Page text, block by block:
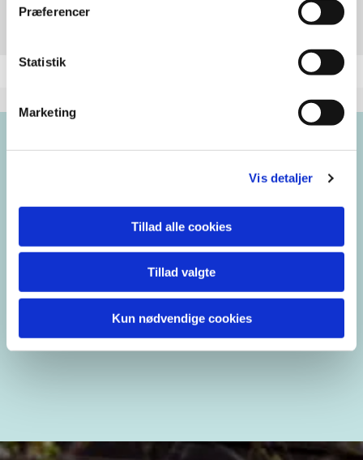
Præferencer
Statistik
Marketing
Vis detaljer
Tillad alle cookies
Tillad valgte
Kun nødvendige cookies
Andreas Christensen
blaagaardens.sogn@km.dk